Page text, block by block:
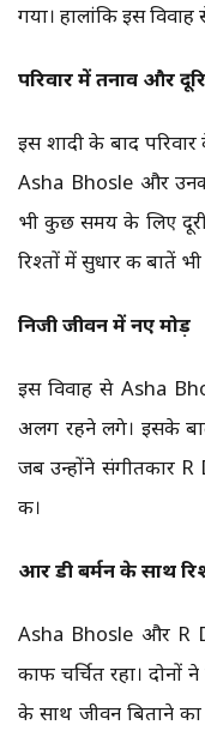
गया। हालांकि इस
परिवार में तनाव और
इस शादी के बाद परिवार
Asha Bhosle और
भी कुछ समय के लिए
रिश्तों में सुधार की बातें
निजी जीवन में नए मोड़
इस विवाह से Asha
अलग रहने लगे। इसके
जब उन्होंने संगीतकार
की।
आर डी बर्मन के साथ
Asha Bhosle और R
काफी चर्चित रहा।
के साथ जीवन बिताने